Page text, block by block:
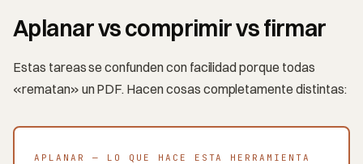
Aplanar vs comprimir vs firmar
Estas tareas se confunden con facilidad porque todas
«rematan» un PDF. Hacen cosas completamente distintas:
APLANAR — LO QUE HACE ESTA HERRAMIENTA